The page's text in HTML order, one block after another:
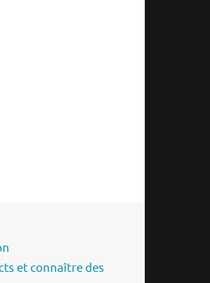
et connaître des